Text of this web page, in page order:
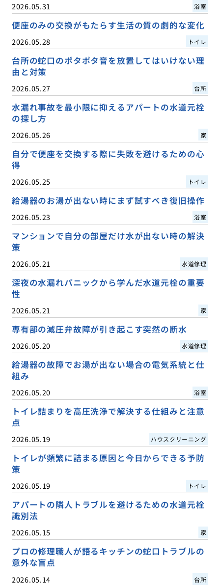
2026.05.31 浴室
便座のみの交換がもたらす生活の質の劇的な変化
2026.05.28 トイレ
台所の蛇口のポタポタ音を放置してはいけない理
由と対策
2026.05.27 台所
水漏れ事故を最小限に抑えるアパートの水道元栓
の探し方
2026.05.26 家
自分で便座を交換する際に失敗を避けるための心
得
2026.05.25 トイレ
給湯器のお湯が出ない時にまず試すべき復旧操作
2026.05.23 浴室
マンションで自分の部屋だけ水が出ない時の解決
策
2026.05.21 水道修理
深夜の水漏れパニックから学んだ水道元栓の重要
性
2026.05.21 家
専有部の減圧弁故障が引き起こす突然の断水
2026.05.20 水道修理
給湯器の故障でお湯が出ない場合の電気系統と仕
組み
2026.05.20 浴室
トイレ詰まりを高圧洗浄で解決する仕組みと注意
点
2026.05.19 ハウスクリーニング
トイレが頻繁に詰まる原因と今日からできる予防
策
2026.05.19 トイレ
アパートの隣人トラブルを避けるための水道元栓
識別法
2026.05.15 家
プロの修理職人が語るキッチンの蛇口トラブルの
意外な盲点
2026.05.14 台所